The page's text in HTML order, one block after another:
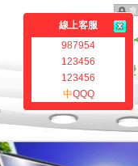
線上客服
987954
123456
123456
中QQQ